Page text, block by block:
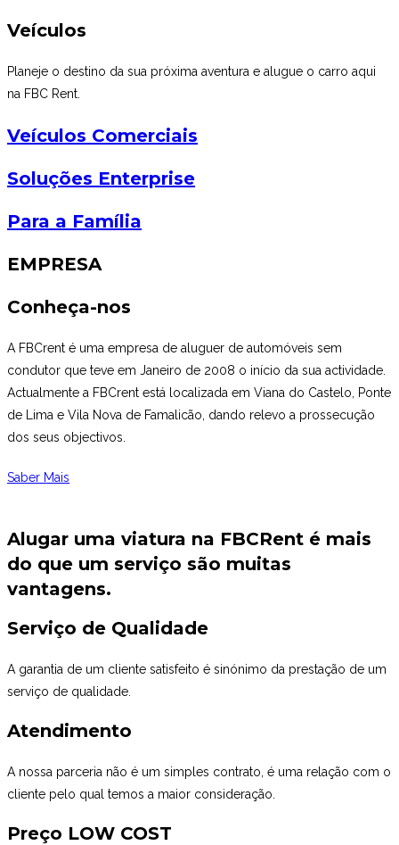
Veículos
Planeje o destino da sua próxima aventura e alugue o carro aqui
na FBC Rent.
Veículos Comerciais
Soluções Enterprise
Para a Família
EMPRESA
Conheça-nos
A FBCrent é uma empresa de aluguer de automóveis sem
condutor que teve em Janeiro de 2008 o início da sua actividade.
Actualmente a FBCrent está localizada em Viana do Castelo, Ponte
de Lima e Vila Nova de Famalicão, dando relevo a prossecução
dos seus objectivos.
Saber Mais
Alugar uma viatura na FBCRent é mais
do que um serviço são muitas
vantagens.
Serviço de Qualidade
A garantia de um cliente satisfeito é sinónimo da prestação de um
serviço de qualidade.
Atendimento
A nossa parceria não é um simples contrato, é uma relação com o
cliente pelo qual temos a maior consideração.
Preço LOW COST